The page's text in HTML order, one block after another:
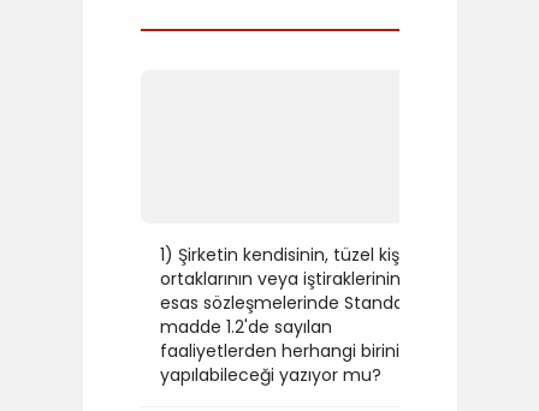
1) Şirketin kendisinin, tüzel kişi
ortaklarının veya iştiraklerinin
esas sözleşmelerinde Standart
madde 1.2'de sayılan
faaliyetlerden herhangi birinin
yapılabileceği yazıyor mu?